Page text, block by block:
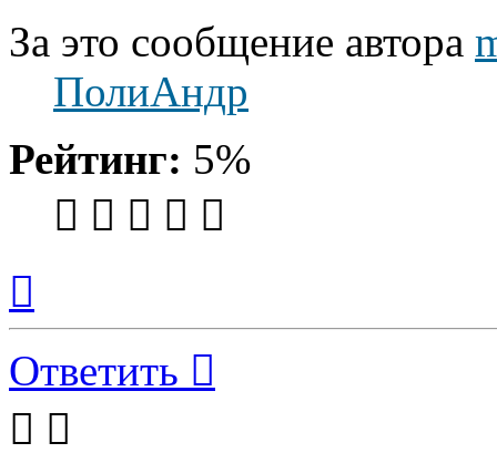
За это сообщение автора
ПолиАндр
Рейтинг: 5%
началу
Ответить